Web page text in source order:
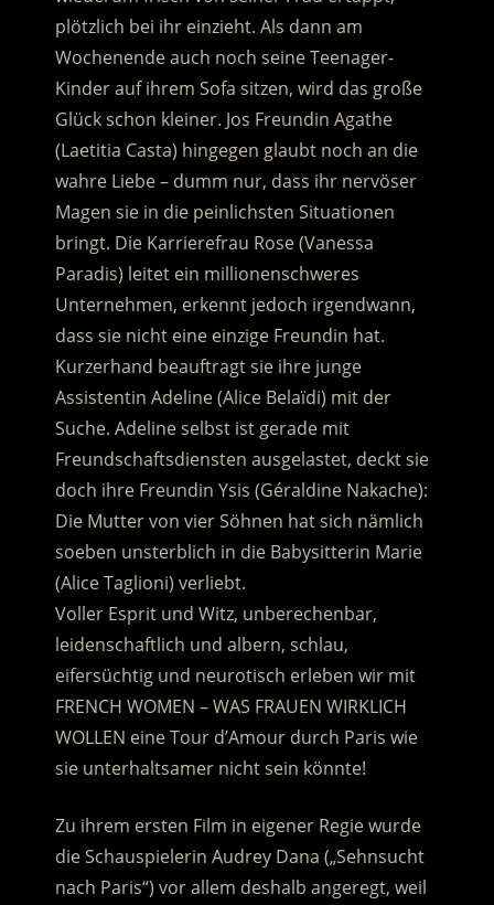
plötzlich bei ihr einzieht. Als dann am
Wochenende auch noch seine Teenager-
Kinder auf ihrem Sofa sitzen, wird das große
Glück schon kleiner. Jos Freundin Agathe
(Laetitia Casta) hingegen glaubt noch an die
wahre Liebe – dumm nur, dass ihr nervöser
Magen sie in die peinlichsten Situationen
bringt. Die Karrierefrau Rose (Vanessa
Paradis) leitet ein millionenschweres
Unternehmen, erkennt jedoch irgendwann,
dass sie nicht eine einzige Freundin hat.
Kurzerhand beauftragt sie ihre junge
Assistentin Adeline (Alice Belaïdi) mit der
Suche. Adeline selbst ist gerade mit
Freundschaftsdiensten ausgelastet, deckt sie
doch ihre Freundin Ysis (Géraldine Nakache):
Die Mutter von vier Söhnen hat sich nämlich
soeben unsterblich in die Babysitterin Marie
(Alice Taglioni) verliebt.
Voller Esprit und Witz, unberechenbar,
leidenschaftlich und albern, schlau,
eifersüchtig und neurotisch erleben wir mit
FRENCH WOMEN – WAS FRAUEN WIRKLICH
WOLLEN eine Tour d’Amour durch Paris wie
sie unterhaltsamer nicht sein könnte!
Zu ihrem ersten Film in eigener Regie wurde
die Schauspielerin Audrey Dana („Sehnsucht
nach Paris“) vor allem deshalb angeregt, weil